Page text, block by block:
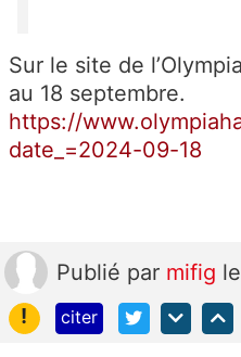
Sur le site de
au 18 septembre.
https://
date_=2024-09-18
Publié par mifig
!
citer